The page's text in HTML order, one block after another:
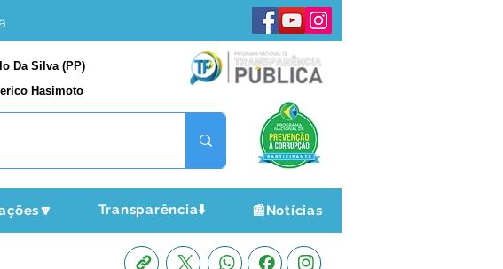
Da Silva (PP)
Hasimoto
Transparência⬇️ 📰Notícias